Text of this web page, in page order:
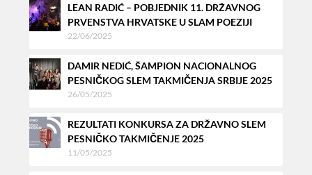
LEAN RADIĆ – POBJEDNIK 11. DRŽAVNOG
PRVENSTVA HRVATSKE U SLAM POEZIJI
22/06/2025
DAMIR NEDIĆ, ŠAMPION NACIONALNOG
PESNIČKOG SLEM TAKMIČENJA SRBIJE 2025
26/05/2025
REZULTATI KONKURSA ZA DRŽAVNO SLEM
PESNIČKO TAKMIČENJE 2025
11/05/2025